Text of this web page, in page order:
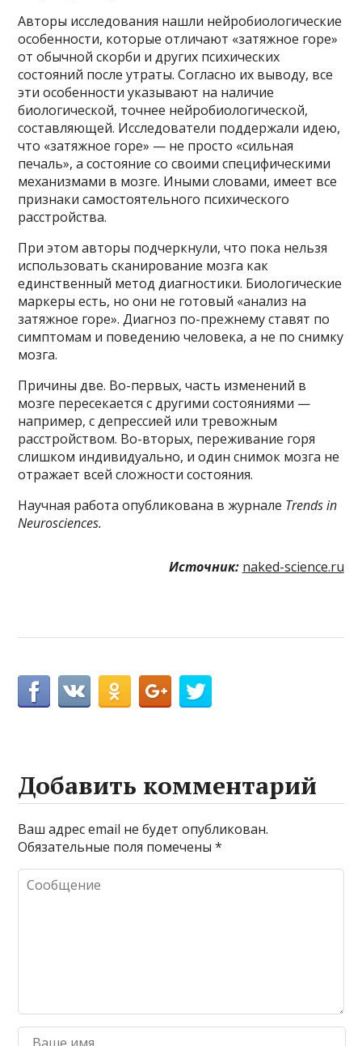
Авторы исследования нашли нейробиологические
особенности, которые отличают «затяжное горе»
от обычной скорби и других психических
состояний после утраты. Согласно их выводу, все
эти особенности указывают на наличие
биологической, точнее нейробиологической,
составляющей. Исследователи поддержали идею,
что «затяжное горе» — не просто «сильная
печаль», а состояние со своими специфическими
механизмами в мозге. Иными словами, имеет все
признаки самостоятельного психического
расстройства.
При этом авторы подчеркнули, что пока нельзя
использовать сканирование мозга как
единственный метод диагностики. Биологические
маркеры есть, но они не готовый «анализ на
затяжное горе». Диагноз по-прежнему ставят по
симптомам и поведению человека, а не по снимку
мозга.
Причины две. Во-первых, часть изменений в
мозге пересекается с другими состояниями —
например, с депрессией или тревожным
расстройством. Во-вторых, переживание горя
слишком индивидуально, и один снимок мозга не
отражает всей сложности состояния.
Научная работа опубликована в журнале Trends in
Neurosciences.
Источник: naked-science.ru
Добавить комментарий
Ваш адрес email не будет опубликован.
Обязательные поля помечены*